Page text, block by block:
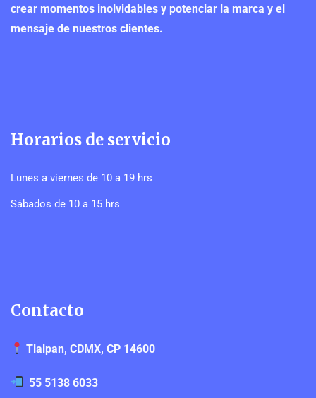
crear momentos inolvidables y potenciar la marca y el
mensaje de nuestros clientes.
Horarios de servicio
Lunes a viernes de 10 a 19 hrs
Sábados de 10 a 15 hrs
Contacto
Tlalpan, CDMX, CP 14600
55 5138 6033